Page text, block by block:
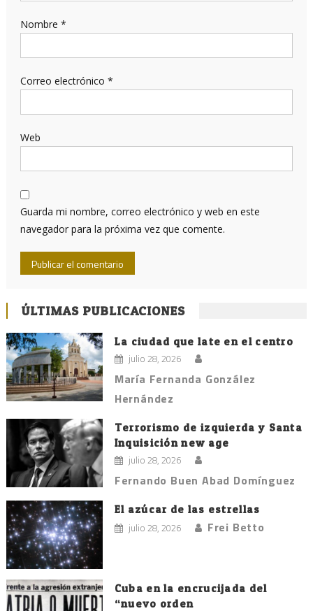
Nombre *
Correo electrónico *
Web
Guarda mi nombre, correo electrónico y web en este
navegador para la próxima vez que comente.
ÚLTIMAS PUBLICACIONES
La ciudad que late en el centro
julio 28, 2026
María Fernanda González
Hernández
Terrorismo de izquierda y Santa
Inquisición new age
julio 28, 2026
Fernando Buen Abad Domínguez
El azúcar de las estrellas
julio 28, 2026 Frei Betto
Cuba en la encrucijada del
“nuevo orden